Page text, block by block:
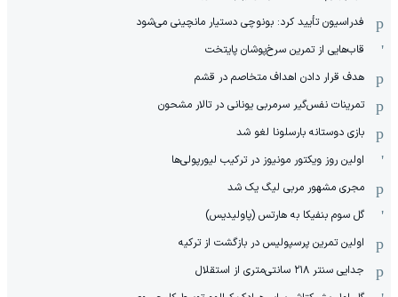
فدراسیون تأیید کرد: بونوچی دستیار مانچینی می‌شود
قاب‌هایی از تمرین سرخ‌پوشان پایتخت
هدف قرار دادن اهداف متخاصم در قشم
‏تمرینات نفس‌گیر سرمربی یونانی در تالار مشحون
بازی دوستانه بارسلونا لغو شد
اولین روز ویکتور مونیوز در ترکیب لیورپولی‌ها
مجری مشهور مربی لیگ یک شد
گل سوم بنفیکا به هارتس (پاولیدیس)
اولین تمرین پرسپولیس در بازگشت از ترکیه
جدایی سنتر ۲۱۸ سانتی‌متری از استقلال